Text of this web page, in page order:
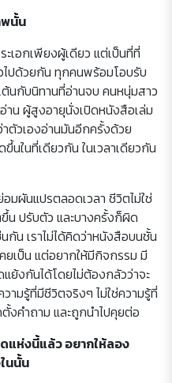
นั้น
เอกเพียงผู้เดียว แต่เป็นที่ที่
ไปด้วยกัน ทุกคนพร้อมโอบรับ
นกับนิทานที่อ่านจบ คนหนุ่มสาว
น ผู้สูงอายุนั่งเปิดหนังสือเล่ม
ตัวเองอ่านมันอีกครั้งด้วย
นในที่เดียวกัน ในเวลาเดียวกัน
อมผันแปรตลอดเวลา ชีวิตไม่ใช่
น ปรับตัว และบางครั้งก็ผิด
น เราไม่ได้คิดว่าหนังสือบนชั้น
ยเป็น แต่อยากให้มีกิจกรรม มี
ย้งกันได้โดยไม่ต้องกลัวว่าจะ
ามรู้ที่มีชีวิตจริงๆ ไม่ใช่ความรู้ที่
คำถาม และถูกนำไปคุยต่อ
แห่งนี้แล้ว อยากให้ลอง
นนั้น